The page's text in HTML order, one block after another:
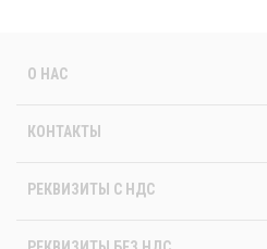
О НАС
КОНТАКТЫ
РЕКВИЗИТЫ C НДС